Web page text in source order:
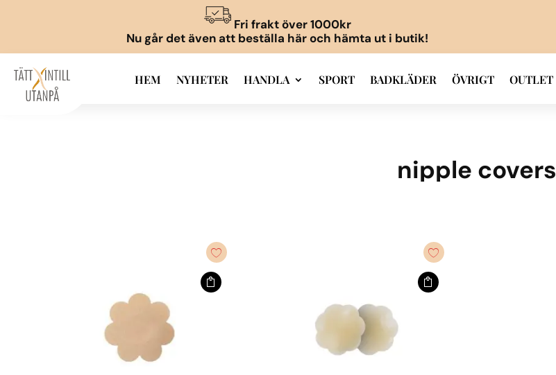
Fri frakt över 1000kr
Nu går det även att beställa här och hämta ut i butik!
HEM NYHETER HANDLA SPORT BADKLÄDER ÖVRIGT OUTLET
nipple covers